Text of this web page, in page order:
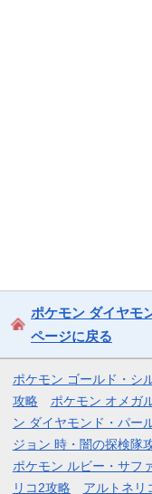
ポケモン ダイヤモ
ページに戻る
ポケモン ゴールド・シ
攻略
ポケモン オメガ
ン ダイヤモンド・パー
ジョン 時・闇の探検隊
ポケモン ルビー・サフ
リコ2攻略
アルトネリ